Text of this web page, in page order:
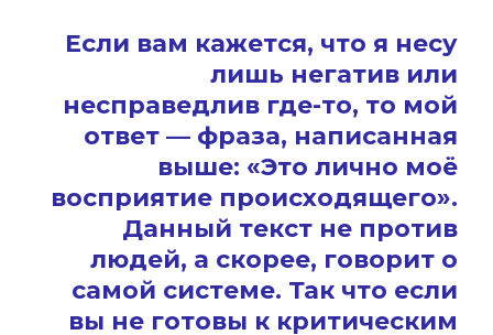
Если вам кажется, что я несу
лишь негатив или
несправедлив где-то, то мой
ответ — фраза, написанная
выше: «Это лично моё
восприятие происходящего».
Данный текст не против
людей, а скорее, говорит о
самой системе. Так что если
вы не готовы к критическим